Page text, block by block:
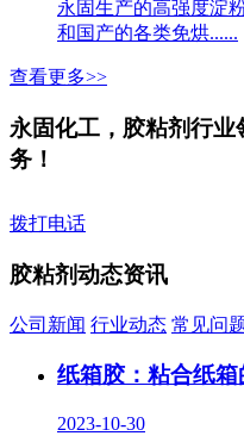
永固生产的高强度淀
和国产的各类免烘......
查看更多>>
永固化工，胶粘剂行
务！
拨打电话
胶粘剂动态资讯
公司新闻 行业动态 常见问
纸箱胶：粘合纸箱
2023-10-30